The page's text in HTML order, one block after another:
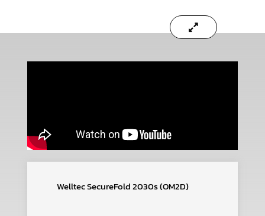
Welltec SecureFold 2030s (OM2D)